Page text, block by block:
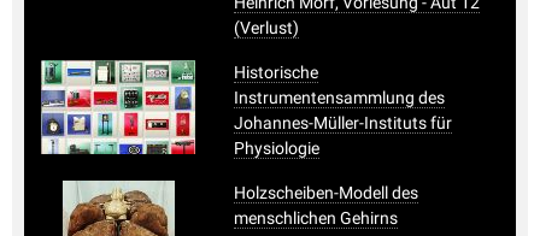
(Verlust)
Historische
Instrumentensammlung des
Johannes-Müller-Instituts für
Physiologie
Holzscheiben-Modell des
menschlichen Gehirns